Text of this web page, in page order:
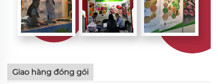
Giao hàng đóng gói